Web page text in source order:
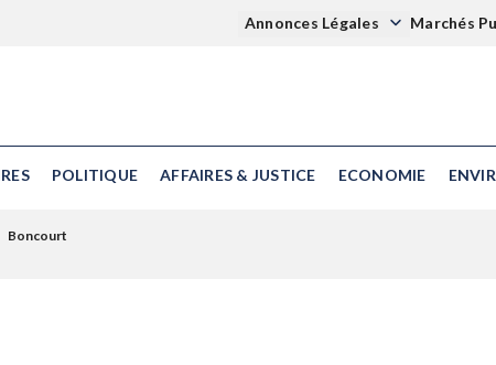
Annonces Légales Marchés
POLITIQUE AFFAIRES & JUSTICE ECONOMIE
Boncourt